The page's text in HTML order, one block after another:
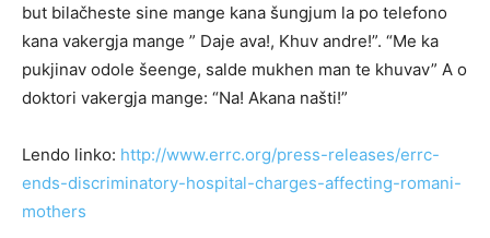
but bilačheste sine mange kana šungjum la po telefono
kana vakergja mange ” Daje ava!, Khuv andre!”. “Me ka
pukjinav odole šeenge, salde mukhen man te khuvav” A o
doktori vakergja mange: “Na! Akana našti!”
Lendo linko: http://www.errc.org/press-releases/errc-
ends-discriminatory-hospital-charges-affecting-romani-
mothers